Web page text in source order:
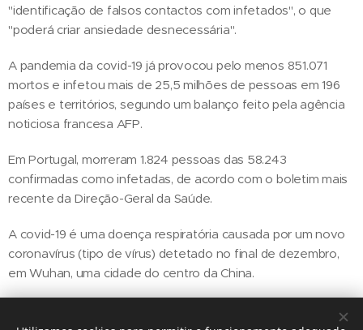
"identificação de falsos contactos com infetados", o que
"poderá criar ansiedade desnecessária".
A pandemia da covid-19 já provocou pelo menos 851.071
mortos e infetou mais de 25,5 milhões de pessoas em 196
países e territórios, segundo um balanço feito pela agência
noticiosa francesa AFP.
Em Portugal, morreram 1.824 pessoas das 58.243
confirmadas como infetadas, de acordo com o boletim mais
recente da Direção-Geral da Saúde.
A covid-19 é uma doença respiratória causada por um novo
coronavírus (tipo de vírus) detetado no final de dezembro,
em Wuhan, uma cidade do centro da China.